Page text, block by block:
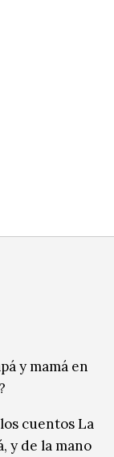
y mamá en
cuentos La
y de la mano